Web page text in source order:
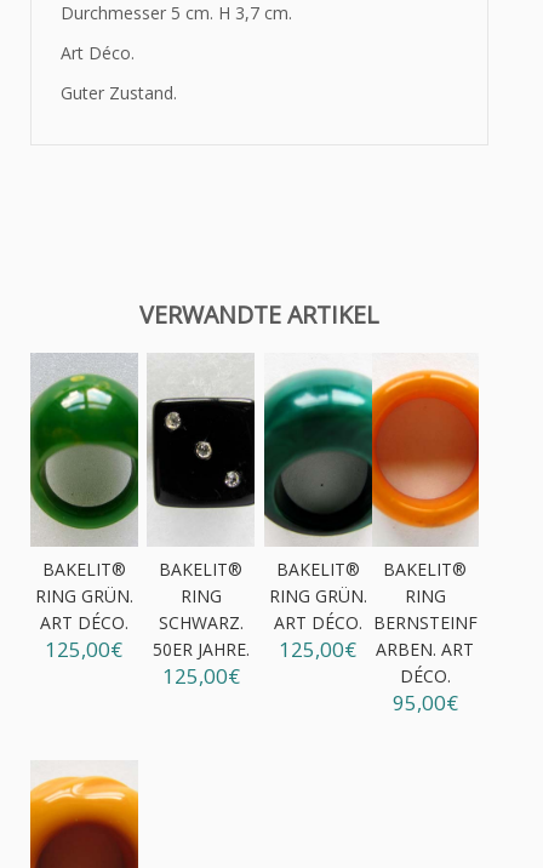
Durchmesser 5 cm. H 3,7 cm.
Art Déco.
Guter Zustand.
VERWANDTE ARTIKEL
BAKELIT®
RING GRÜN.
ART DÉCO.
125,00€
BAKELIT®
RING
SCHWARZ.
50ER JAHRE.
125,00€
BAKELIT®
RING GRÜN.
ART DÉCO.
125,00€
BAKELIT®
RING
BERNSTEINF
ARBEN. ART
DÉCO.
95,00€